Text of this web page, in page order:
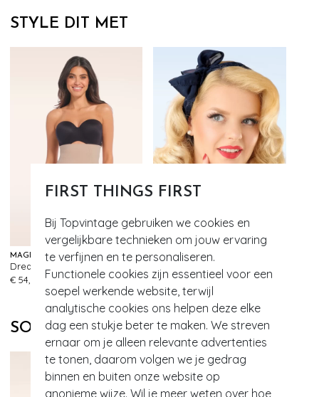
FIRST THINGS FIRST
Bij Topvintage gebruiken we cookies en
vergelijkbare technieken om jouw ervaring
te verfijnen en te personaliseren.
Functionele cookies zijn essentieel voor een
soepel werkende website, terwijl
analytische cookies ons helpen deze elke
dag een stukje beter te maken. We streven
ernaar om je alleen relevante advertenties
te tonen, daarom volgen we je gedrag
binnen en buiten onze website op
anonieme wijze. Wil je meer weten over hoe
STYLE DIT MET
MAGIC BODYFASHION
€ 54,95
132
BANNED RETRO
€ 9,95
SOORTGELIJKE PRODUCTEN